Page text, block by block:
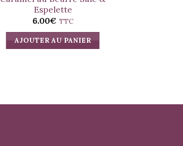
Espelette
6.00€ TTC
AJOUTER AU PANIER